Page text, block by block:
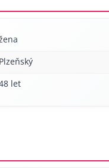
Plzeňský
let